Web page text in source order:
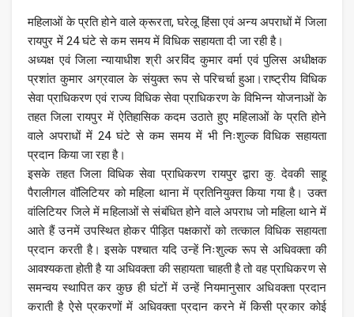
महिलाओं के प्रति होने वाले क्रूरता, घरेलू हिंसा एवं अन्य अपराधों में जिला
रायपुर में 24 घंटे से कम समय में विधिक सहायता दी जा रही है।
अध्यक्ष एवं जिला न्यायाधीश श्री अरविंद कुमार वर्मा एवं पुलिस अधीक्षक
प्रशांत कुमार अग्रवाल के संयुक्त रूप से परिचर्चा हुआ।राष्ट्रीय विधिक
सेवा प्राधिकरण एवं राज्य विधिक सेवा प्राधिकरण के विभिन्न योजनाओं के
तहत जिला रायपुर में ऐतिहासिक कदम उठाते हुए महिलाओं के प्रति होने
वाले अपराधों में 24 घंटे से कम समय में भी निःशुल्क विधिक सहायता
प्रदान किया जा रहा है।
इसके तहत जिला विधिक सेवा प्राधिकरण रायपुर द्वारा कु. देवकी साहू
पैरालीगल वॉलिटियर को महिला थाना में प्रतिनियुक्त किया गया है। उक्त
वांलिटियर जिले में महिलाओं से संबंधित होने वाले अपराध जो महिला थाने में
आते हैं उनमें उपस्थित होकर पीड़ित पक्षकारों को तत्काल विधिक सहायता
प्रदान करती है। इसके पश्चात यदि उन्हें निःशुल्क रूप से अधिवक्ता की
आवश्यकता होती है या अधिवक्ता की सहायता चाहती है तो वह प्राधिकरण से
समन्वय स्थापित कर कुछ ही घंटों में उन्हें नियमानुसार अधिवक्ता प्रदान
कराती है ऐसे प्रकरणों में अधिवक्ता प्रदान करने में किसी प्रकार कोई